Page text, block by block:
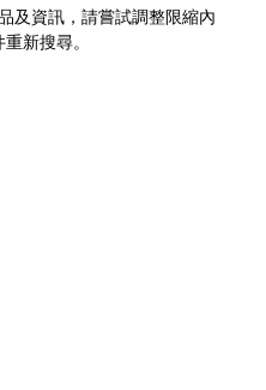
及資訊，請嘗試調整限縮內
新搜尋。